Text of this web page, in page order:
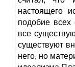
настоящего
подобие
все
существуют
него, но